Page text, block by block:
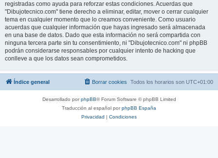
registradas como ayuda para reforzar estas condiciones. Acuerdas que
"Dibujotecnico.com" tiene derecho a eliminar, editar, mover o cerrar cualquier
tema en cualquier momento que lo creamos conveniente. Como usuario
acuerdas que cualquier información que hayas ingresado será almacenada
en una base de datos. Dado que esta información no será compartida con
ninguna tercera parte sin tu consentimiento, ni "Dibujotecnico.com" ni phpBB
podrán considerarse responsables por cualquier intento de hacking que
conlleve a que los datos sean comprometidos.
Índice general Todos los horarios son UTC+01:00
Borrar cookies
Desarrollado porphpBB® Forum Software © phpBB Limited
Traducción al español porphpBB España
Privacidad | Condiciones